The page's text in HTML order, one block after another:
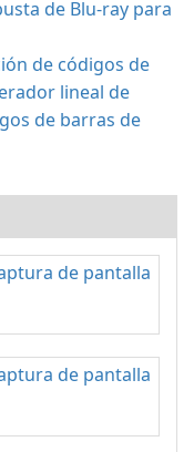
de Blu-ray para
de códigos de
lineal de
de barras de